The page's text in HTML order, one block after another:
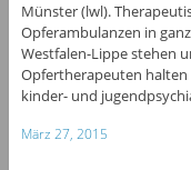
Münster (lwl).
Opferambulanzen in
Westfalen-Lippe stehen
Opfertherapeuten halten
kinder- und
März 27, 2015